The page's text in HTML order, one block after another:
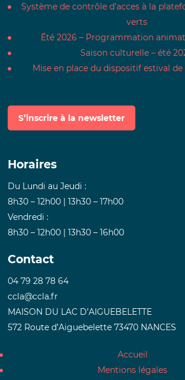
Système de contrôle d’acces à la
verts
Été 2026 – Programmation
Saison culturelle – été
Mise en place du dispositif estival
S’inscrire à la newsletter
Horaires
Du Lundi au Jeudi :
8h30 – 12h00 | 13h30 – 17h00
Vendredi :
8h30 – 12h00 | 13h30 – 16h00
Contact
04 79 28 78 64
ccla@ccla.fr
MAISON DU LAC D’AIGUEBELETTE
572 Route d’Aiguebelette 73470 NANCES
Accueil
Mentions légales